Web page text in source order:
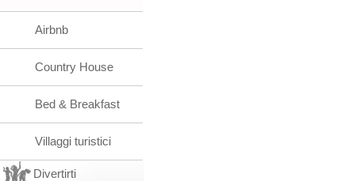
Airbnb
Country House
Bed & Breakfast
Villaggi turistici
Divertirti